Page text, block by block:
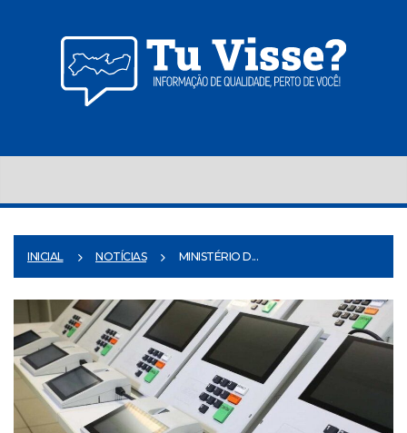
INICIAL NOTÍCIAS MINISTÉRIO D...